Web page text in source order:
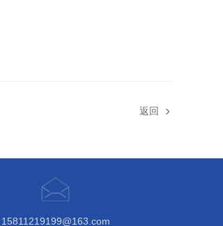
返回
15811219199@163.com